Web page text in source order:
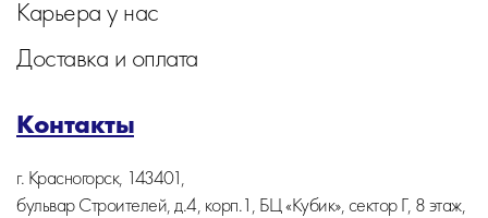
Карьера у нас
Доставка и оплата
Контакты
г. Красногорск, 143401,
бульвар Строителей, д.4, корп.1, БЦ «Кубик», сектор Г, 8 этаж,